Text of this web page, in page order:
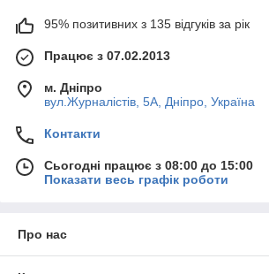
95% позитивних з 135 відгуків за рік
Працює з 07.02.2013
м. Дніпро
вул.Журналістів, 5А, Дніпро, Україна
Контакти
Сьогодні працює з 08:00 до 15:00
Показати весь графік роботи
Про нас